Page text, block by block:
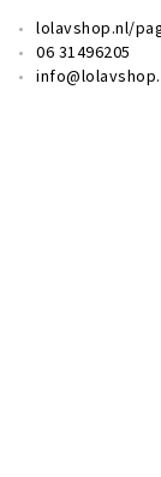
lolavshop.nl/
06 31496205